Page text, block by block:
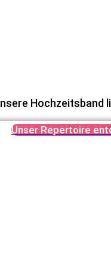
Hochzeitsband
Unser Repertoire